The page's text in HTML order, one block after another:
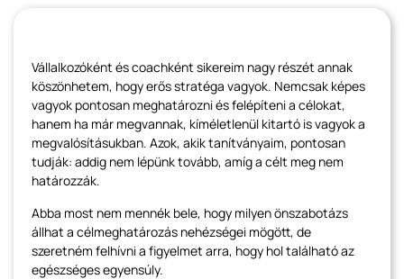
Vállalkozóként és coachként sikereim nagy részét annak
köszönhetem, hogy erős stratéga vagyok. Nemcsak képes
vagyok pontosan meghatározni és felépíteni a célokat,
hanem ha már megvannak, kíméletlenül kitartó is vagyok a
megvalósításukban. Azok, akik tanítványaim, pontosan
tudják: addig nem lépünk tovább, amíg a célt meg nem
határozzák.
Abba most nem mennék bele, hogy milyen önszabotázs
állhat a célmeghatározás nehézségei mögött, de
szeretném felhívni a figyelmet arra, hogy hol található az
egészséges egyensúly.